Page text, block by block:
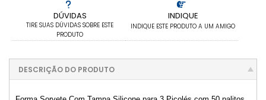
DÚVIDAS
TIRE SUAS DÚVIDAS SOBRE ESTE
PRODUTO
INDIQUE
INDIQUE ESTE PRODUTO A UM AMIGO
DESCRIÇÃO DO PRODUTO